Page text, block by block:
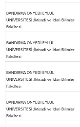
BANDIRMA ONYEDİ EYLÜL
ÜNİVERSİTESİ ;İktisadi ve İdari Bilimler
Fakültesi
BANDIRMA ONYEDİ EYLÜL
ÜNİVERSİTESİ ;İktisadi ve İdari Bilimler
Fakültesi
BANDIRMA ONYEDİ EYLÜL
ÜNİVERSİTESİ ;İktisadi ve İdari Bilimler
Fakültesi
BANDIRMA ONYEDİ EYLÜL
ÜNİVERSİTESİ ;İktisadi ve İdari Bilimler
Fakültesi